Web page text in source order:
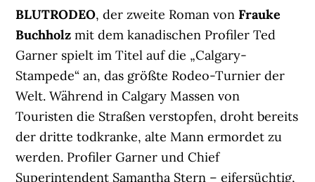
BLUTRODEO, der zweite Roman vonFrauke
Buchholz mit dem kanadischen Profiler Ted
Garner spielt im Titel auf die „Calgary-
Stampede“ an, das größte Rodeo-Turnier der
Welt. Während in Calgary Massen von
Touristen die Straßen verstopfen, droht bereits
der dritte todkranke, alte Mann ermordet zu
werden. Profiler Garner und Chief
Superintendent Samantha Stern – eifersüchtig,